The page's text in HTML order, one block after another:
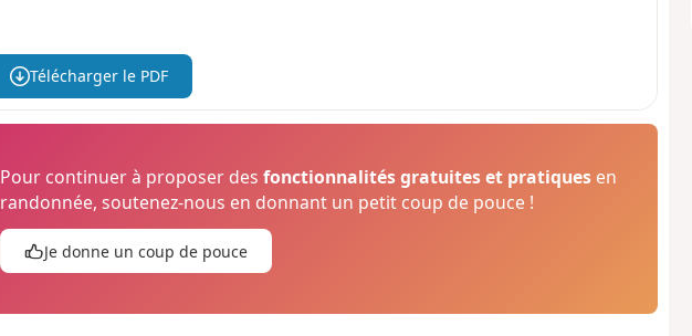
Télécharger le PDF
Pour continuer à proposer desfonctionnalités gratuites et pratiques en
randonnée, soutenez-nous en donnant un petit coup de pouce !
Je donne un coup de pouce